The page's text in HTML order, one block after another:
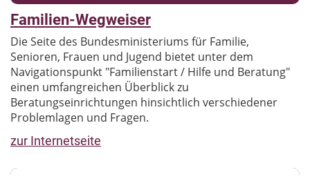
Familien-Wegweiser
Die Seite des Bundesministeriums für Familie,
Senioren, Frauen und Jugend bietet unter dem
Navigationspunkt "Familienstart / Hilfe und Beratung"
einen umfangreichen Überblick zu
Beratungseinrichtungen hinsichtlich verschiedener
Problemlagen und Fragen.
zur Internetseite